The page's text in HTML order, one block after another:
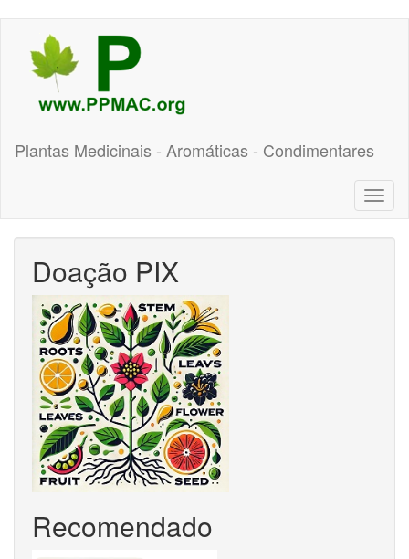
conteúdo
principal
Plantas Medicinais - Aromáticas - Condimentares
Doação PIX
Recomendado